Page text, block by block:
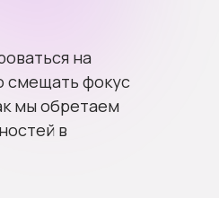
на
смещать фокус
мы обретаем
в